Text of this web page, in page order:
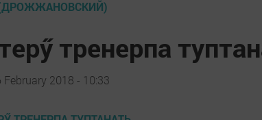
(ДРОЖЖАНОВСКИЙ)
тренерпа
February 2018 - 10:33